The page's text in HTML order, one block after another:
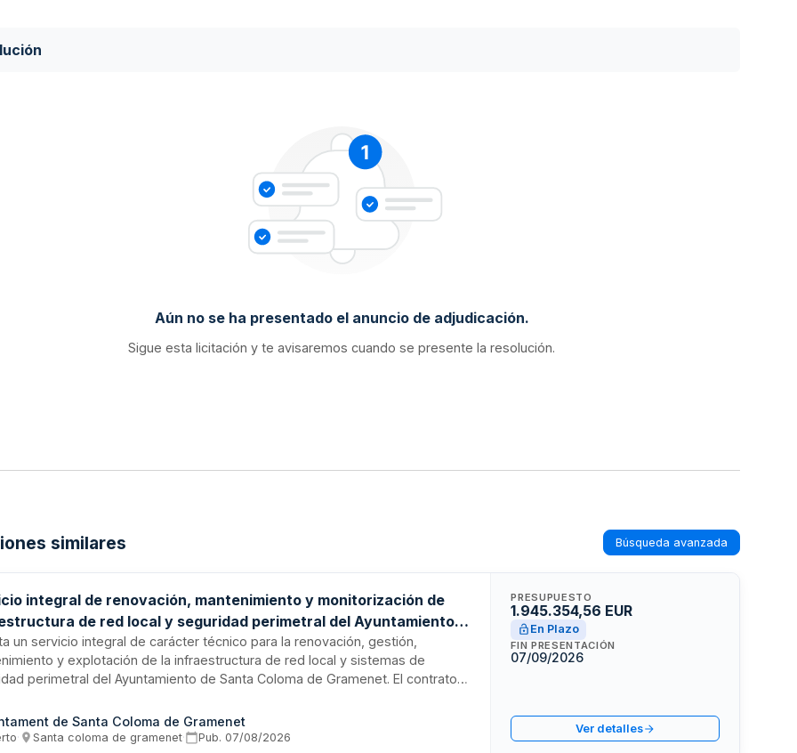
Aún no se ha presentado el anuncio de adjudicación.
Sigue esta licitación y te avisaremos cuando se presente la resolución.
similares Búsqueda avanzada
integral de renovación, mantenimiento y monitorización de
de red local y seguridad perimetral del Ayuntamiento
Coloma de Gramenet
un servicio integral de carácter técnico para la renovación, gestión,
y explotación de la infraestructura de red local y sistemas de
perimetral del Ayuntamiento de Santa Coloma de Gramenet. El contrato
hardware, software, instalación, monitorización y soporte continuo,
la modernización tecnológica, optimización del rendimiento,
de Santa Coloma de Gramenet
· Santa coloma de gramenet· Pub. 07/08/2026
PRESUPUESTO
1.945.354,56 EUR
En Plazo
FIN PRESENTACIÓN
07/09/2026
Ver detalles